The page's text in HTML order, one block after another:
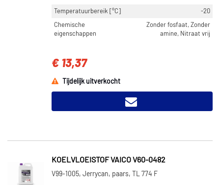
Temperatuurbereik [°C]
-20
Chemische
eigenschappen
Zonder fosfaat, Zonder
amine, Nitraat vrij
€ 13,37
Tijdelijk uitverkocht
KOELVLOEISTOF VAICO V60-0482
V99-1005, Jerrycan, paars, TL 774 F